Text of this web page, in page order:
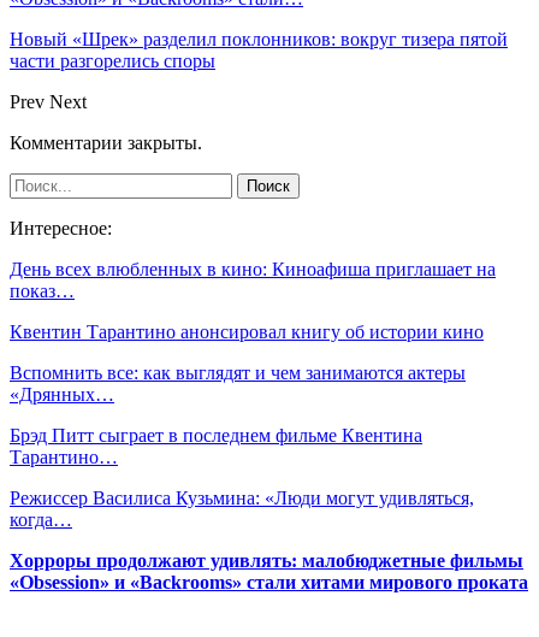
Новый «Шрек» разделил поклонников: вокруг тизера пятой
части разгорелись споры
Prev Next
Комментарии закрыты.
Интересное:
День всех влюбленных в кино: Киноафиша приглашает на
показ…
Квентин Тарантино анонсировал книгу об истории кино
Вспомнить все: как выглядят и чем занимаются актеры
«Дрянных…
Брэд Питт сыграет в последнем фильме Квентина
Тарантино…
Режиссер Василиса Кузьмина: «Люди могут удивляться,
когда…
Хорроры продолжают удивлять: малобюджетные фильмы
«Obsession» и «Backrooms» стали хитами мирового проката